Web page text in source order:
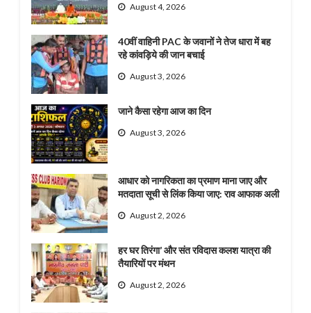
August 4, 2026
40वीं वाहिनी PAC के जवानों ने तेज धारा में बह
रहे कांवड़िये की जान बचाई
August 3, 2026
जाने कैसा रहेगा आज का दिन
August 3, 2026
आधार को नागरिकता का प्रमाण माना जाए और
मतदाता सूची से लिंक किया जाए: राव आफाक अली
August 2, 2026
हर घर तिरंगा’ और संत रविदास कलश यात्रा की
तैयारियों पर मंथन
August 2, 2026